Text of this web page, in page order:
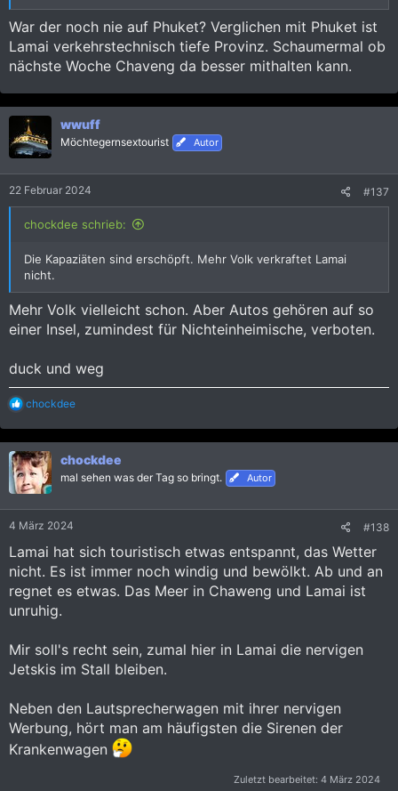
War der noch nie auf Phuket? Verglichen mit Phuket ist
Lamai verkehrstechnisch tiefe Provinz. Schaumermal ob
nächste Woche Chaveng da besser mithalten kann.
wwuff
Möchtegernsextourist Autor
22 Februar 2024 #137
chockdee schrieb:
Die Kapaziäten sind erschöpft. Mehr Volk verkraftet Lamai
nicht.
Mehr Volk vielleicht schon. Aber Autos gehören auf so
einer Insel, zumindest für Nichteinheimische, verboten.
duck und weg
R
a
k
t
i
o
n
chockdee
chockdee
mal sehen was der Tag so bringt. Autor
4 März 2024 #138
Lamai hat sich touristisch etwas entspannt, das Wetter
nicht. Es ist immer noch windig und bewölkt. Ab und an
regnet es etwas. Das Meer in Chaweng und Lamai ist
unruhig.
Mir soll's recht sein, zumal hier in Lamai die nervigen
Jetskis im Stall bleiben.
Neben den Lautsprecherwagen mit ihrer nervigen
Werbung, hört man am häufigsten die Sirenen der
Krankenwagen
Zuletzt bearbeitet: 4 März 2024